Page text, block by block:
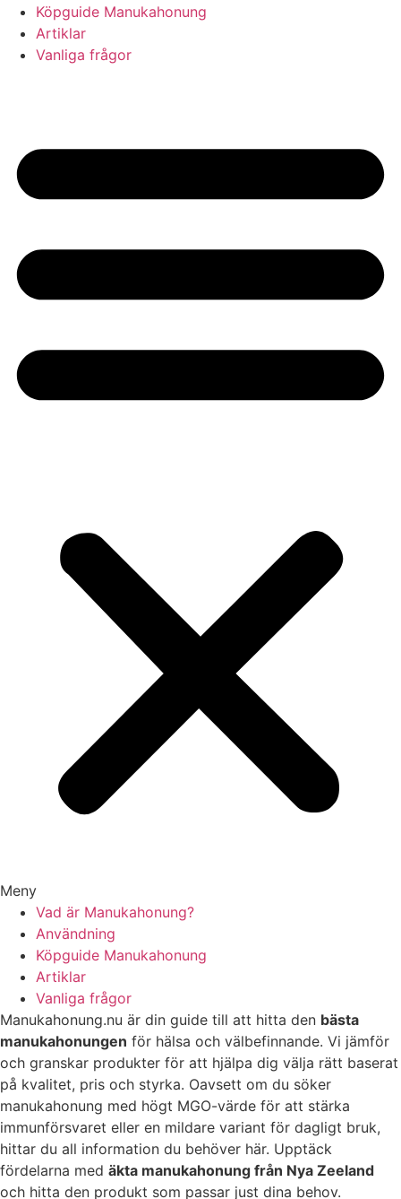
Köpguide Manukahonung
Artiklar
Vanliga frågor
Meny
Vad är Manukahonung?
Användning
Köpguide Manukahonung
Artiklar
Vanliga frågor
Manukahonung.nu är din guide till att hitta den bästa
manukahonungen för hälsa och välbefinnande. Vi jämför
och granskar produkter för att hjälpa dig välja rätt baserat
på kvalitet, pris och styrka. Oavsett om du söker
manukahonung med högt MGO-värde för att stärka
immunförsvaret eller en mildare variant för dagligt bruk,
hittar du all information du behöver här. Upptäck
fördelarna med äkta manukahonung från Nya Zeeland
och hitta den produkt som passar just dina behov.